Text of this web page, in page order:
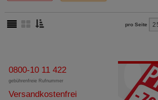
pro Seite
0800-10 11 422
gebührenfreie Rufnummer
Versandkostenfrei